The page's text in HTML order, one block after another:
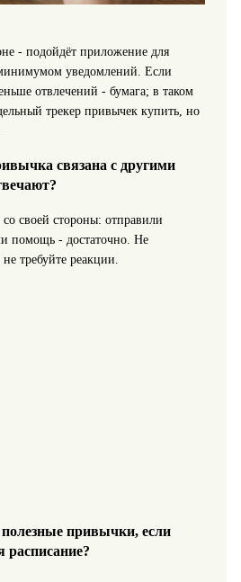
- подойдёт приложение для
уведомлений. Если
отвлечений - бумага; в таком
трекер привычек купить, но
связана с другими
со своей стороны: отправили
помощь - достаточно. Не
требуйте реакции.
привычки, если
расписание?